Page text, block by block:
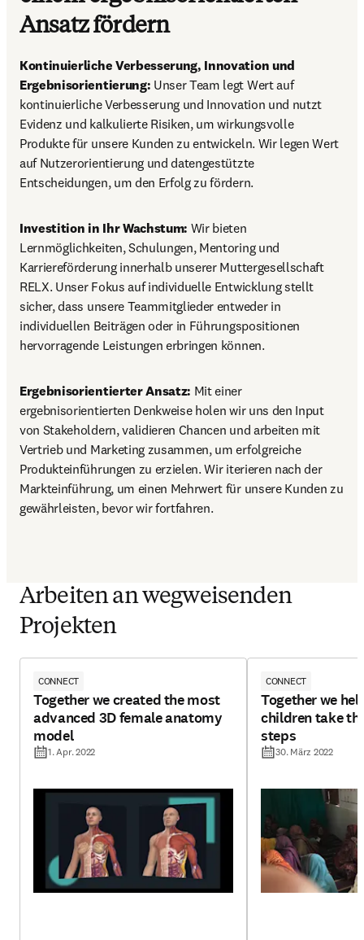
Ansatz fördern
Kontinuierliche Verbesserung, Innovation und
Ergebnisorientierung: Unser Team legt Wert auf
kontinuierliche Verbesserung und Innovation und nutzt
Evidenz und kalkulierte Risiken, um wirkungsvolle
Produkte für unsere Kunden zu entwickeln. Wir legen Wert
auf Nutzerorientierung und datengestützte
Entscheidungen, um den Erfolg zu fördern.
Investition in Ihr Wachstum: Wir bieten
Lernmöglichkeiten, Schulungen, Mentoring und
Karriereförderung innerhalb unserer Muttergesellschaft
RELX. Unser Fokus auf individuelle Entwicklung stellt
sicher, dass unsere Teammitglieder entweder in
individuellen Beiträgen oder in Führungspositionen
hervorragende Leistungen erbringen können.
Ergebnisorientierter Ansatz: Mit einer
ergebnisorientierten Denkweise holen wir uns den Input
von Stakeholdern, validieren Chancen und arbeiten mit
Vertrieb und Marketing zusammen, um erfolgreiche
Produkteinführungen zu erzielen. Wir iterieren nach der
Markteinführung, um einen Mehrwert für unsere Kunden zu
gewährleisten, bevor wir fortfahren.
Arbeiten an wegweisenden
Projekten
CONNECT
Together we created the most
advanced 3D female anatomy
model
1. Apr. 2022
CONNECT
Together we
children take
steps
30. März 2022